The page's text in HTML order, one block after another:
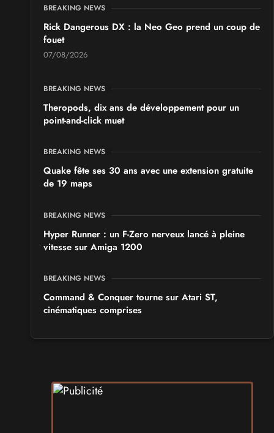
BREAKING NEWS
Rick Dangerous DX : la Neo Geo prend un coup de
fouet
07/08/2026
BREAKING NEWS
Theropods, dix ans de développement pour un
point-and-click muet
BREAKING NEWS
Quake fête ses 30 ans avec une extension gratuite
de 19 maps
BREAKING NEWS
Hyper Runner : un F-Zero nerveux lancé à pleine
vitesse sur Amiga 1200
BREAKING NEWS
Command & Conquer tourne sur Atari ST,
cinématiques comprises